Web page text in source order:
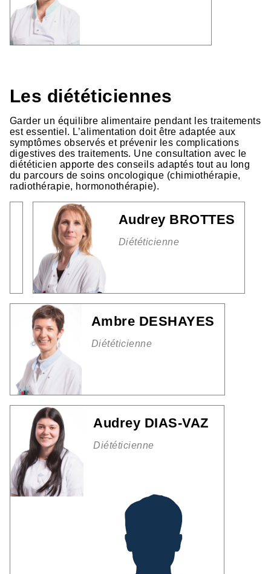
Les diététiciennes
Garder un équilibre alimentaire pendant les traitements
est essentiel. L’alimentation doit être adaptée aux
symptômes observés et prévenir les complications
digestives des traitements. Une consultation avec le
diététicien apporte des conseils adaptés tout au long
du parcours de soins oncologique (chimiothérapie,
radiothérapie, hormonothérapie).
Audrey BROTTES
Diététicienne
Ambre DESHAYES
Diététicienne
Audrey DIAS-VAZ
Diététicienne